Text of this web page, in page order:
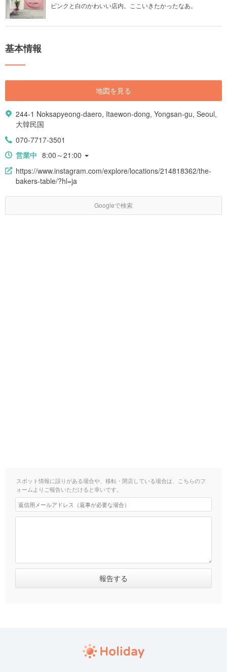
ピンクと白のかわいい店内。ここいきたかったなあ。
基本情報
地図を見る
244-1 Noksapyeong-daero, Itaewon-dong, Yongsan-gu, Seoul,
大韓民国
070-7717-3501
営業中 8:00～21:00
https://www.instagram.com/explore/locations/214818362/the-
bakers-table/?hl=ja
Googleで検索
スポット情報に誤りがある場合や、移転・閉店している場合は、こちらのフ
ォームよりご報告いただけると幸いです。